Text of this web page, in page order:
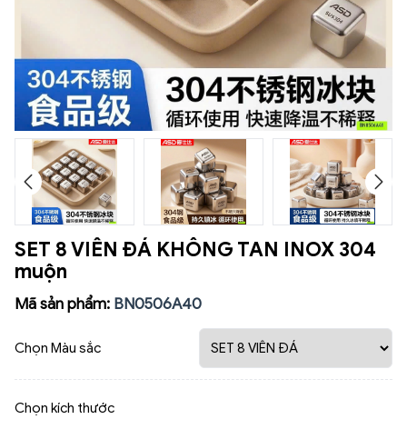
SET 8 VIÊN ĐÁ KHÔNG TAN INOX 304
muộn
Mã sản phẩm: BN0506A40
Chọn Màu sắc
Chọn kích thước